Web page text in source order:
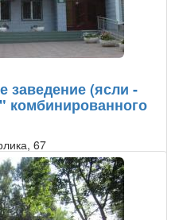
заведение (ясли -
67